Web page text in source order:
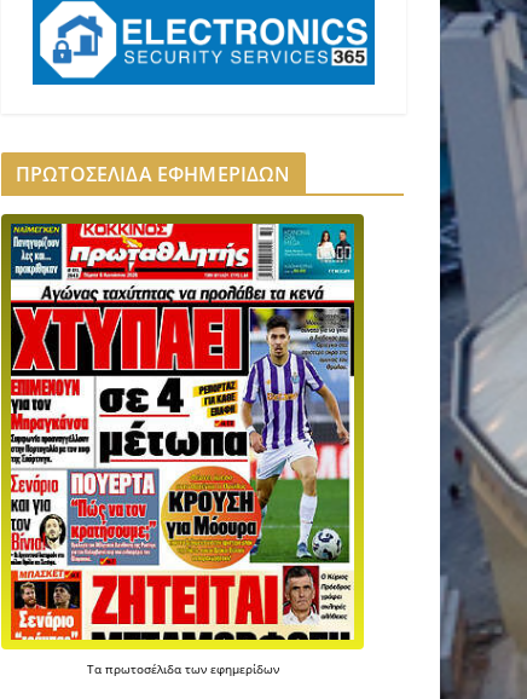
ΠΡΩΤΟΣΕΛΙΔΑ ΕΦΗΜΕΡΙΔΩΝ
Τα πρωτοσέλιδα των εφημερίδων